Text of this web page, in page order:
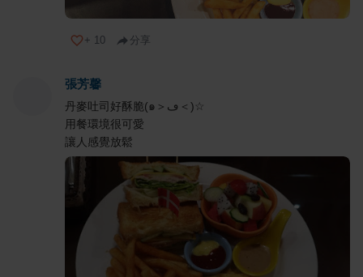
+ 10 分享
張芳馨
丹麥吐司好酥脆(๑＞ڡ＜)☆
用餐環境很可愛
讓人感覺放鬆